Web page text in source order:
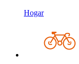
Hogar